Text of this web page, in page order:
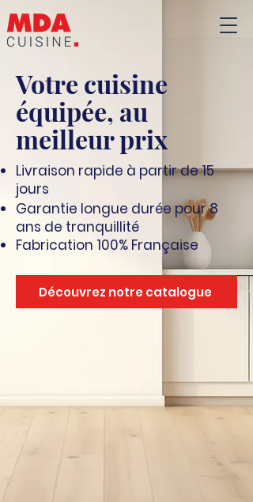
Votre cuisine
équipée, au
meilleur prix
Livraison rapide à partir de 15
jours
Garantie longue durée pour 8
ans de tranquillité
Fabrication 100% Française
Découvrez notre catalogue